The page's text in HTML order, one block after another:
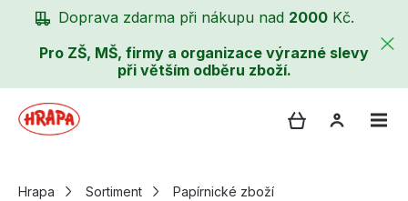
Doprava zdarma při nákupu nad 2000 Kč.
Pro ZŠ, MŠ, firmy a organizace výrazné slevy
při větším odběru zboží.
Hrapa Sortiment
Papírnické zboží